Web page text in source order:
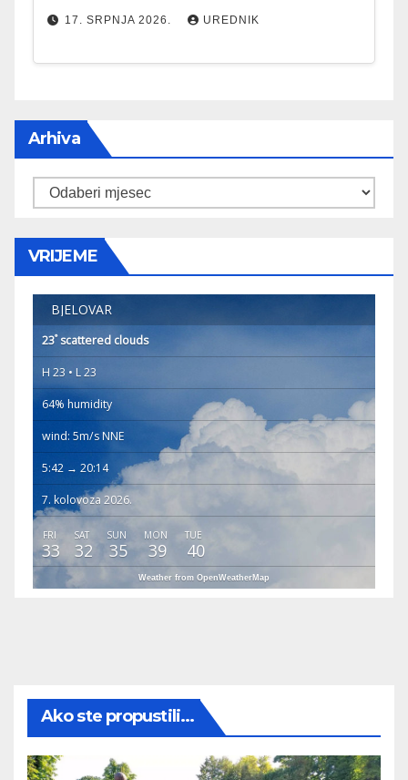
17. SRPNJA 2026. UREDNIK
Arhiva
Arhiva
VRIJEME
BJELOVAR
23°scattered clouds
H 23 • L 23
64% humidity
wind: 5m/s NNE
5:42 → 20:14
7. kolovoza 2026.
FRI
33
SAT
32
SUN
35
MON
39
TUE
40
Weather from OpenWeatherMap
Ako ste propustili...